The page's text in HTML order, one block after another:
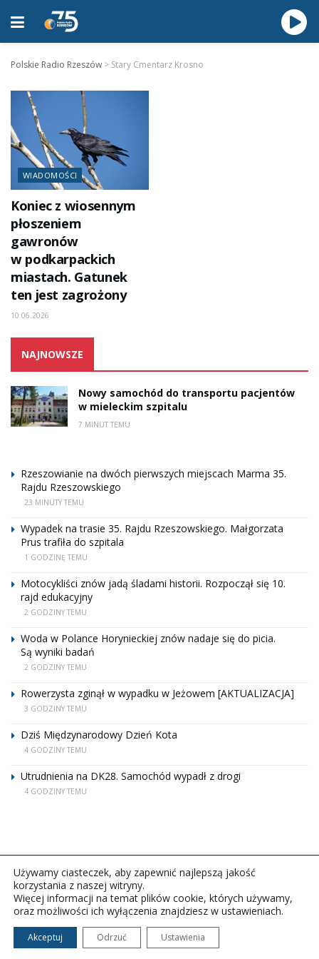
Polskie Radio Rzeszów > Stary Cmentarz Krosno
WIADOMOŚCI
Koniec z wiosennym
płoszeniem
gawronów
w podkarpackich
miastach. Gatunek
ten jest zagrożony
10.06.2026
NAJNOWSZE
Nowy samochód do transportu pacjentów
w mieleckim szpitalu
7 MINUT TEMU
Rzeszowianie na dwóch pierwszych miejscach Marma 35.
Rajdu Rzeszowskiego
23 MINUTY TEMU
Wypadek na trasie 35. Rajdu Rzeszowskiego. Małgorzata
Prus trafiła do szpitala
1 GODZINĘ TEMU
Motocykliści znów jadą śladami historii. Rozpoczął się 10.
rajd edukacyjny
2 GODZINY TEMU
Woda w Polance Horynieckiej znów nadaje się do picia.
Są wyniki badań
2 GODZINY TEMU
Rowerzysta zginął w wypadku w Jeżowem [AKTUALIZACJA]
3 GODZINY TEMU
Dziś Międzynarodowy Dzień Kota
4 GODZINY TEMU
Utrudnienia na DK28. Samochód wypadł z drogi
4 GODZINY TEMU
Copyright © 2026Polskie Radio Rzeszów S.A. w likwidacj.
Wszelkie prawa zastrzeżone.
Używamy ciasteczek, aby zapewnić najlepszą jakość
korzystania z naszej witryny.
Więcej informacji na temat plików cookie, których używamy,
oraz możliwości ich wyłączenia znajdziesz w ustawieniach.
Akceptuj Odrzuć Ustawienia